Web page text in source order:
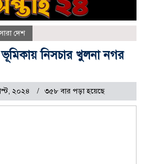
দেশ
নিসচার খুলনা নগর
২০২৪ ৩৫৮ বার পড়া হয়েছে